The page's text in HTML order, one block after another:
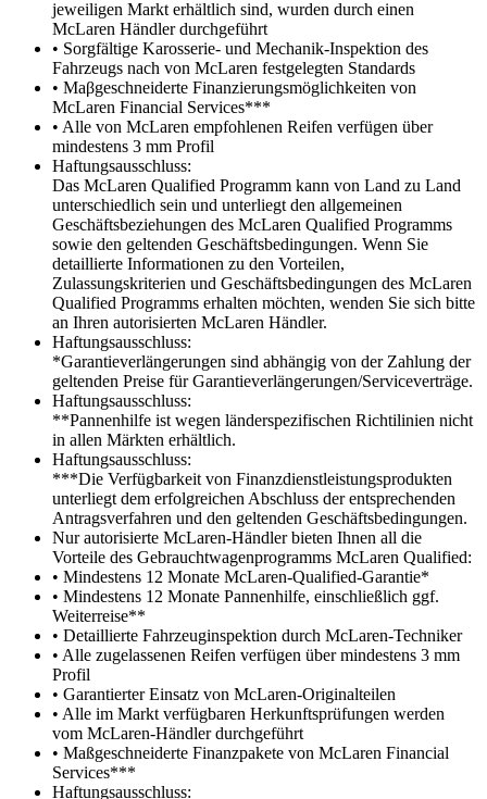
jeweiligen Markt erhältlich sind, wurden durch einen
McLaren Händler durchgeführt
• Sorgfältige Karosserie- und Mechanik-Inspektion des
Fahrzeugs nach von McLaren festgelegten Standards
• Maβgeschneiderte Finanzierungsmöglichkeiten von
McLaren Financial Services***
• Alle von McLaren empfohlenen Reifen verfügen über
mindestens 3 mm Profil
Haftungsausschluss:
Das McLaren Qualified Programm kann von Land zu Land
unterschiedlich sein und unterliegt den allgemeinen
Geschäftsbeziehungen des McLaren Qualified Programms
sowie den geltenden Geschäftsbedingungen. Wenn Sie
detaillierte Informationen zu den Vorteilen,
Zulassungskriterien und Geschäftsbedingungen des McLaren
Qualified Programms erhalten möchten, wenden Sie sich bitte
an Ihren autorisierten McLaren Händler.
Haftungsausschluss:
*Garantieverlängerungen sind abhängig von der Zahlung der
geltenden Preise für Garantieverlängerungen/Serviceverträge.
Haftungsausschluss:
**Pannenhilfe ist wegen länderspezifischen Richtilinien nicht
in allen Märkten erhältlich.
Haftungsausschluss:
***Die Verfügbarkeit von Finanzdienstleistungsprodukten
unterliegt dem erfolgreichen Abschluss der entsprechenden
Antragsverfahren und den geltenden Geschäftsbedingungen.
Nur autorisierte McLaren-Händler bieten Ihnen all die
Vorteile des Gebrauchtwagenprogramms McLaren Qualified:
• Mindestens 12 Monate McLaren-Qualified-Garantie*
• Mindestens 12 Monate Pannenhilfe, einschließlich ggf.
Weiterreise**
• Detaillierte Fahrzeuginspektion durch McLaren-Techniker
• Alle zugelassenen Reifen verfügen über mindestens 3 mm
Profil
• Garantierter Einsatz von McLaren-Originalteilen
• Alle im Markt verfügbaren Herkunftsprüfungen werden
vom McLaren-Händler durchgeführt
• Maßgeschneiderte Finanzpakete von McLaren Financial
Services***
Haftungsausschluss: